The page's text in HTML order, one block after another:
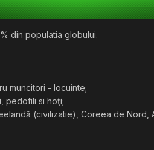
din populatia globului.
muncitori - locuinte;
pedofili si hoţi;
(civilizatie), Coreea de Nord,